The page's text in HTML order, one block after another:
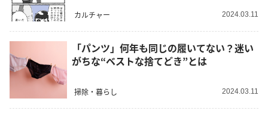
カルチャー 2024.03.11
「パンツ」何年も同じの履いてない？迷い
がちな“ベストな捨てどき”とは
掃除・暮らし 2024.03.11